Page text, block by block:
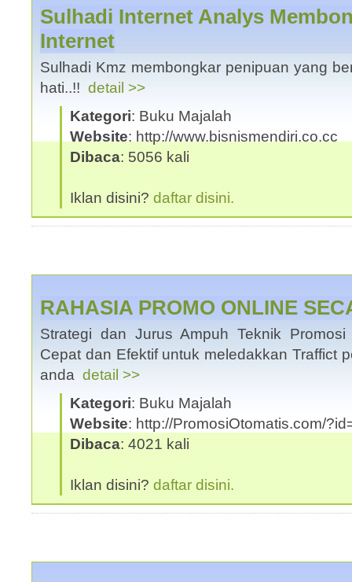
Sulhadi Internet Analys
Internet
Sulhadi Kmz membongkar penipuan yang
hati..!! detail >>
Kategori: Buku Majalah
Website: http://www.bisnismendiri.co.cc
Dibaca: 5056 kali
Iklan disini? daftar disini.
RAHASIA PROMO ONLINE
Strategi dan Jurus Ampuh Teknik
Cepat dan Efektif untuk meledakkan Traffict
anda detail >>
Kategori: Buku Majalah
Website: http://PromosiOtomatis.com/
Dibaca: 4021 kali
Iklan disini? daftar disini.